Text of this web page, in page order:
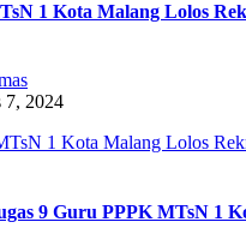
1 Kota Malang Lolos
7, 2024
9 Guru PPPK MTsN 1